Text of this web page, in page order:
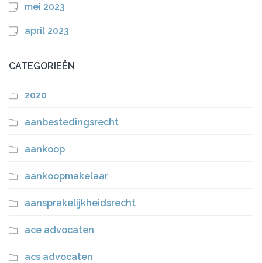
mei 2023
april 2023
CATEGORIEËN
2020
aanbestedingsrecht
aankoop
aankoopmakelaar
aansprakelijkheidsrecht
ace advocaten
acs advocaten